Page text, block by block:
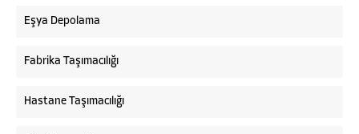
Eşya Depolama
Fabrika Taşımacılığı
Hastane Taşımacılığı